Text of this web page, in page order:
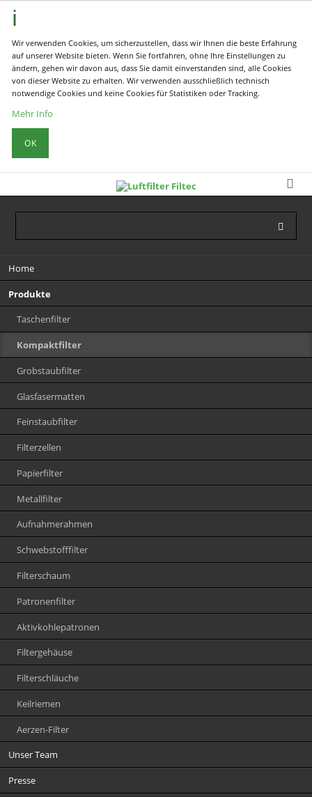
Wir verwenden Cookies, um sicherzustellen, dass wir Ihnen die beste Erfahrung
auf unserer Website bieten. Wenn Sie fortfahren, ohne Ihre Einstellungen zu
ändern, gehen wir davon aus, dass Sie damit einverstanden sind, alle Cookies
von dieser Website zu erhalten. Wir verwenden ausschließlich technisch
notwendige Cookies und keine Cookies für Statistiken oder Tracking.
Mehr Info
OK
überspringen
Home
Produkte
Taschenfilter
Kompaktfilter
Grobstaubfilter
Glasfasermatten
Feinstaubfilter
Filterzellen
Papierfilter
Metallfilter
Aufnahmerahmen
Schwebstofffilter
Filterschaum
Patronenfilter
Aktivkohlepatronen
Filtergehäuse
Filterschläuche
Keilriemen
Aerzen-Filter
Unser Team
Presse